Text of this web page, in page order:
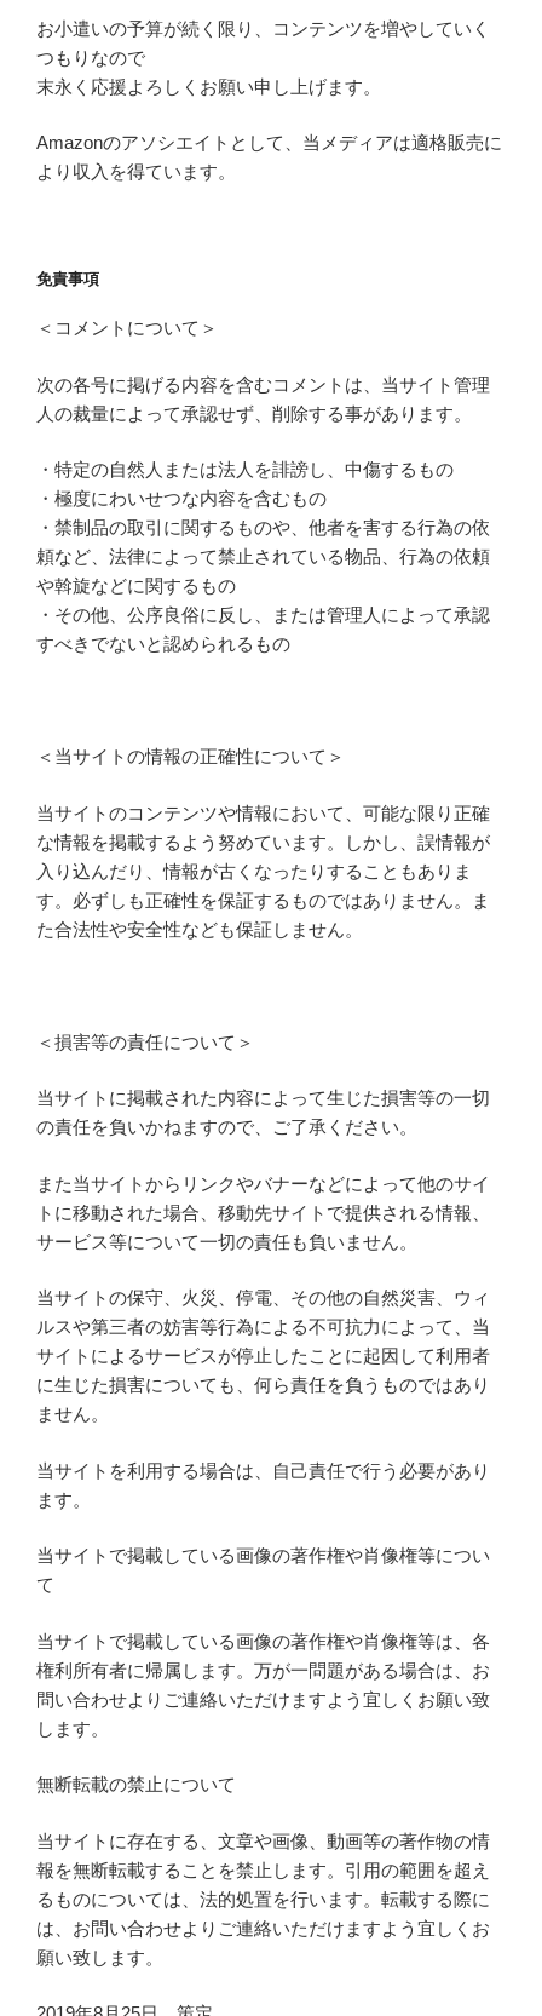
お小遣いの予算が続く限り、コンテンツを増やしていく
つもりなので
末永く応援よろしくお願い申し上げます。
Amazonのアソシエイトとして、当メディアは適格販売に
より収入を得ています。
免責事項
＜コメントについて＞
次の各号に掲げる内容を含むコメントは、当サイト管理
人の裁量によって承認せず、削除する事があります。
・特定の自然人または法人を誹謗し、中傷するもの
・極度にわいせつな内容を含むもの
・禁制品の取引に関するものや、他者を害する行為の依
頼など、法律によって禁止されている物品、行為の依頼
や斡旋などに関するもの
・その他、公序良俗に反し、または管理人によって承認
すべきでないと認められるもの
＜当サイトの情報の正確性について＞
当サイトのコンテンツや情報において、可能な限り正確
な情報を掲載するよう努めています。しかし、誤情報が
入り込んだり、情報が古くなったりすることもありま
す。必ずしも正確性を保証するものではありません。ま
た合法性や安全性なども保証しません。
＜損害等の責任について＞
当サイトに掲載された内容によって生じた損害等の一切
の責任を負いかねますので、ご了承ください。
また当サイトからリンクやバナーなどによって他のサイ
トに移動された場合、移動先サイトで提供される情報、
サービス等について一切の責任も負いません。
当サイトの保守、火災、停電、その他の自然災害、ウィ
ルスや第三者の妨害等行為による不可抗力によって、当
サイトによるサービスが停止したことに起因して利用者
に生じた損害についても、何ら責任を負うものではあり
ません。
当サイトを利用する場合は、自己責任で行う必要があり
ます。
当サイトで掲載している画像の著作権や肖像権等につい
て
当サイトで掲載している画像の著作権や肖像権等は、各
権利所有者に帰属します。万が一問題がある場合は、お
問い合わせよりご連絡いただけますよう宜しくお願い致
します。
無断転載の禁止について
当サイトに存在する、文章や画像、動画等の著作物の情
報を無断転載することを禁止します。引用の範囲を超え
るものについては、法的処置を行います。転載する際に
は、お問い合わせよりご連絡いただけますよう宜しくお
願い致します。